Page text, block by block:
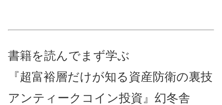
書籍を読んでまず学ぶ
『超富裕層だけが知る資産防衛の裏技
アンティークコイン投資』幻冬舎